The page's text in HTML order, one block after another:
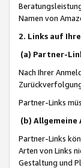
Namen von
2. Links auf
(a) Partner-
Nach Ihrer
Partner-Links
(b)
Partner-Links
Arten von Links
Gestaltung und